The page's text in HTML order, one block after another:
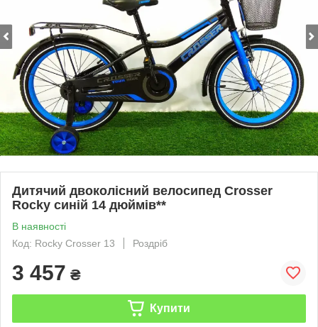
Дитячий двоколісний велосипед Crosser
Rocky синій 14 дюймів**
В наявності
Код: Rocky Crosser 13
Роздріб
3 457 ₴
Купити